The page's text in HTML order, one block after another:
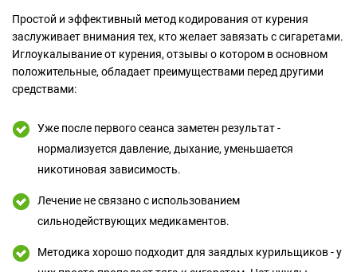
Простой и эффективный метод кодирования от курения
заслуживает внимания тех, кто желает завязать с сигаретами.
Иглоукалывание от курения, отзывы о котором в основном
положительные, обладает преимуществами перед другими
средствами:
Уже после первого сеанса заметен результат -
нормализуется давление, дыхание, уменьшается
никотиновая зависимость.
Лечение не связано с использованием
сильнодействующих медикаментов.
Методика хорошо подходит для заядлых курильщиков - у